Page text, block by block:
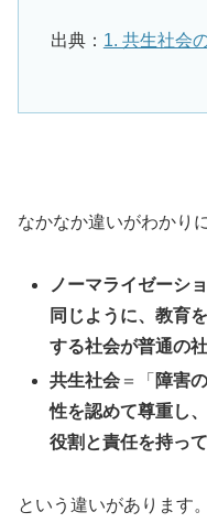
出典： 1. 共生社会
なかなか違いがわかり
ノーマライゼーシ
同じように、教育
する社会が普通の
共生社会 ＝「 障害
性を認めて尊重し
役割と責任を持っ
という違いがあります。